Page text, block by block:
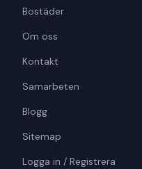
Bostäder
Om oss
Kontakt
Samarbeten
Blogg
Sitemap
Logga in / Registrera